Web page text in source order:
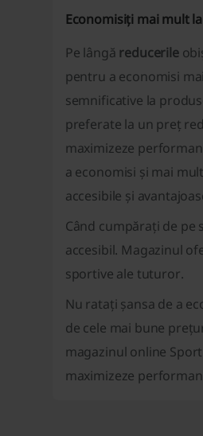
Economisiți mai mult
Pe lângă reducerile
pentru a economisi
semnificative la
preferate la un preț
maximizeze
a economisi și mai
accesibile și
Când cumpărați de
accesibil. Magazinul
sportive ale tuturor.
Nu ratați șansa de a
de cele mai bune
magazinul online
maximizeze